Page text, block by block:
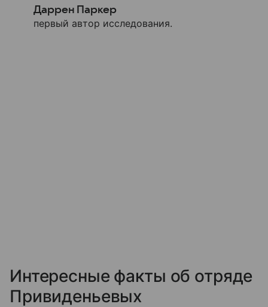
Даррен Паркер
первый автор исследования.
Интересные факты об отряде
Привиденьевых